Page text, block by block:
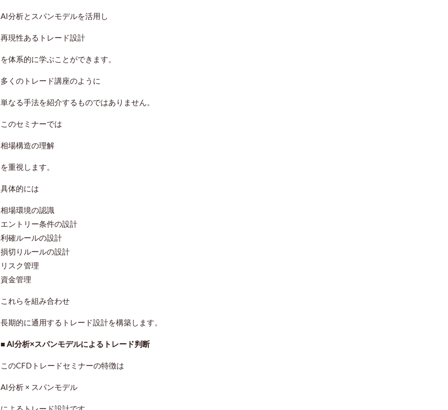
AI分析とスパンモデルを活用し
再現性あるトレード設計
を体系的に学ぶことができます。
多くのトレード講座のように
単なる手法を紹介するものではありません。
このセミナーでは
相場構造の理解
を重視します。
具体的には
相場環境の認識
エントリー条件の設計
利確ルールの設計
損切りルールの設計
リスク管理
資金管理
これらを組み合わせ
長期的に通用するトレード設計を構築します。
■ AI分析×スパンモデルによるトレード判断
このCFDトレードセミナーの特徴は
AI分析 × スパンモデル